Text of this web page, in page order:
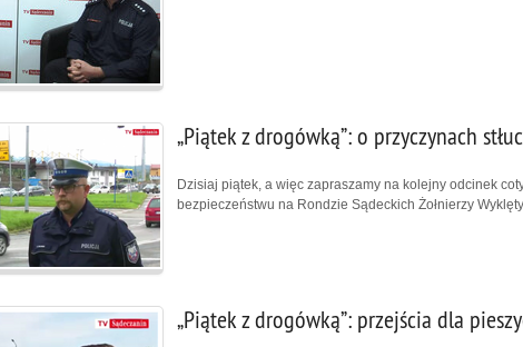
„Piątek z drogówką”: o przyczynach
Dzisiaj piątek, a więc zapraszamy na kolejny odcinek
bezpieczeństwu na Rondzie Sądeckich Żołnierzy
„Piątek z drogówką”: przejścia dla